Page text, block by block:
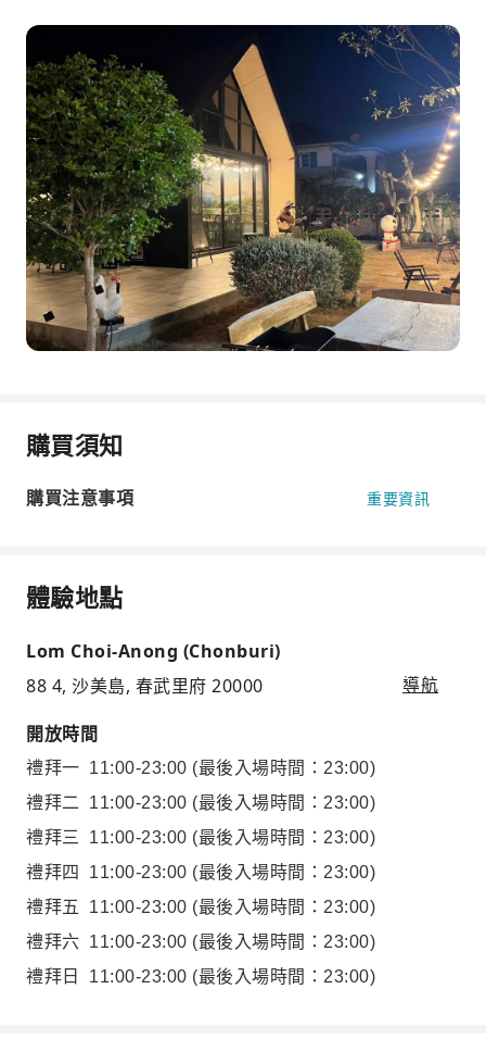
購買須知
購買注意事項 重要資訊
體驗地點
Lom Choi-Anong (Chonburi)
88 4, 沙美島, 春武里府 20000
導航
開放時間
禮拜一 11:00-23:00 (最後入場時間：23:00)
禮拜二
11:00-23:00 (最後入場時間：23:00)
禮拜三
11:00-23:00 (最後入場時間：23:00)
禮拜四
11:00-23:00 (最後入場時間：23:00)
禮拜五
11:00-23:00 (最後入場時間：23:00)
禮拜六 11:00-23:00 (最後入場時間：23:00)
禮拜日
11:00-23:00 (最後入場時間：23:00)